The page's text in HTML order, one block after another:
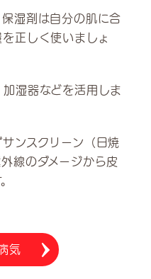
湿剤は自分の肌に合
正しく使いましょ
湿器などを活用しま
ンスクリーン（日焼
線のダメージから皮
気